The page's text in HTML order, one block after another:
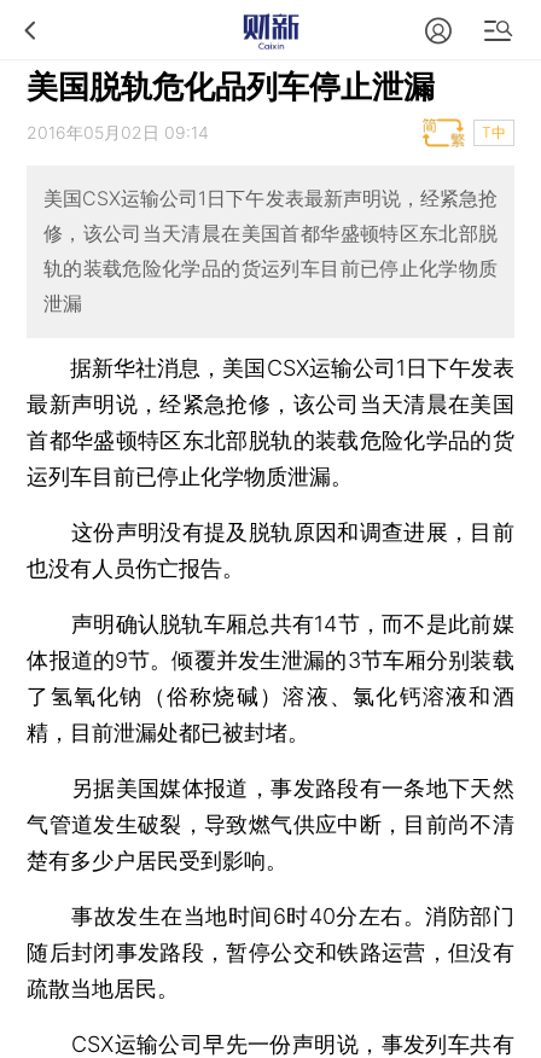
美国脱轨危化品列车停止泄漏
2016年05月02日 09:14 T中
美国CSX运输公司1日下午发表最新声明说，经紧急抢
修，该公司当天清晨在美国首都华盛顿特区东北部脱
轨的装载危险化学品的货运列车目前已停止化学物质
泄漏
据新华社消息，美国CSX运输公司1日下午发表
最新声明说，经紧急抢修，该公司当天清晨在美国
首都华盛顿特区东北部脱轨的装载危险化学品的货
运列车目前已停止化学物质泄漏。
这份声明没有提及脱轨原因和调查进展，目前
也没有人员伤亡报告。
声明确认脱轨车厢总共有14节，而不是此前媒
体报道的9节。倾覆并发生泄漏的3节车厢分别装载
了氢氧化钠（俗称烧碱）溶液、氯化钙溶液和酒
精，目前泄漏处都已被封堵。
另据美国媒体报道，事发路段有一条地下天然
气管道发生破裂，导致燃气供应中断，目前尚不清
楚有多少户居民受到影响。
事故发生在当地时间6时40分左右。消防部门
随后封闭事发路段，暂停公交和铁路运营，但没有
疏散当地居民。
CSX运输公司早先一份声明说，事发列车共有